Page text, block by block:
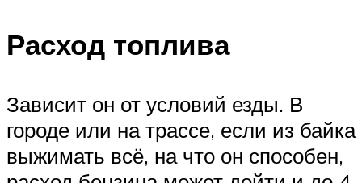
Расход топлива
Зависит он от условий езды. В
городе или на трассе, если из байка
выжимать всё, на что он способен,